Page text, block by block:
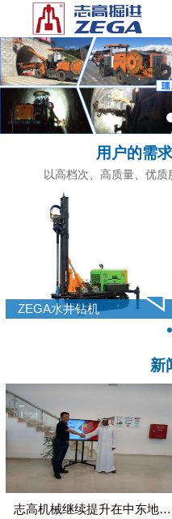
用户的需
以高档次、高质量、优
ZEGA水井钻机
新
志高机械继续提升在中东地区的市...